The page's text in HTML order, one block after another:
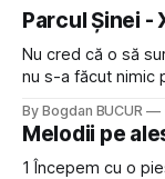
Parcul Șinei -
Nu cred că o să
nu s-a făcut nimic
timp pui și latră
avut, în schimb, o
By Bogdan BUCUR
Melodii pe
1 Începem cu o